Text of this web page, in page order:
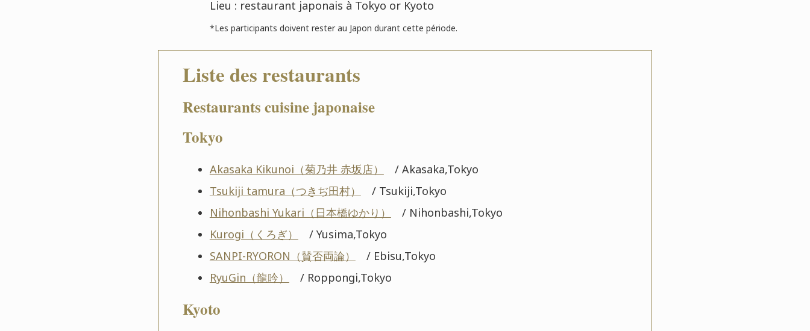
Lieu : restaurant japonais à Tokyo or Kyoto
*Les participants doivent rester au Japon durant cette période.
Liste des restaurants
Restaurants cuisine japonaise
Tokyo
Akasaka Kikunoi（菊乃井 赤坂店）
/ Akasaka,Tokyo
Tsukiji tamura（つきぢ田村）
/ Tsukiji,Tokyo
Nihonbashi Yukari（日本橋ゆかり）
/ Nihonbashi,Tokyo
Kurogi（くろぎ）
/ Yusima,Tokyo
SANPI-RYORON（賛否両論）
/ Ebisu,Tokyo
RyuGin（龍吟）
/ Roppongi,Tokyo
Kyoto